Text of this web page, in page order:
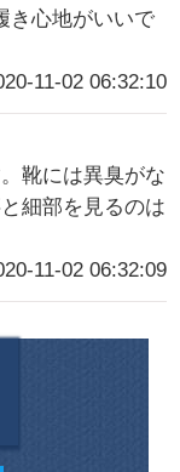
き心地がいいで
11-02 06:32:10
靴には異臭がな
細部を見るのは
11-02 06:32:09